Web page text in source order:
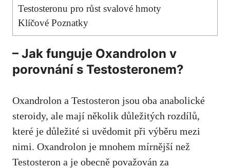
Testosteronu pro růst svalové hmoty
Klíčové Poznatky
– Jak funguje Oxandrolon v
porovnání s Testosteronem?
Oxandrolon a Testosteron jsou oba anabolické
steroidy, ale mají několik důležitých rozdílů,
které je důležité si uvědomit při výběru mezi
nimi. Oxandrolon je mnohem mírnější než
Testosteron a je obecně považován za